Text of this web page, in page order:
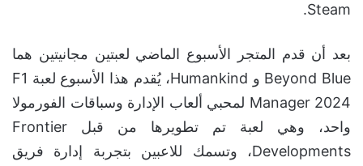
Steam.
بعد أن قدم المتجر الأسبوع الماضي لعبتين مجانيتين هما
Beyond Blue و Humankind، يُقدم هذا الأسبوع لعبة F1
Manager 2024 لمحبي ألعاب الإدارة وسباقات الفورمولا
واحد، وهي لعبة تم تطويرها من قبل Frontier
Developments، وتسمك للاعبين بتجربة إدارة فريق